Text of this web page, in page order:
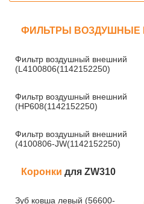
ФИЛЬТРЫ ВОЗДУШНЫЕ
Фильтр воздушный внешний
(L4100806(1142152250)
Фильтр воздушный внешний
(HP608(1142152250)
Фильтр воздушный внешний
(4100806-JW(1142152250)
Коронки для ZW310
Зуб ковша левый (56600-